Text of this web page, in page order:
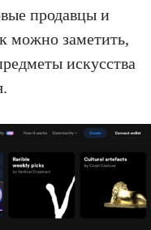
продавцы и
можно заметить,
искусства